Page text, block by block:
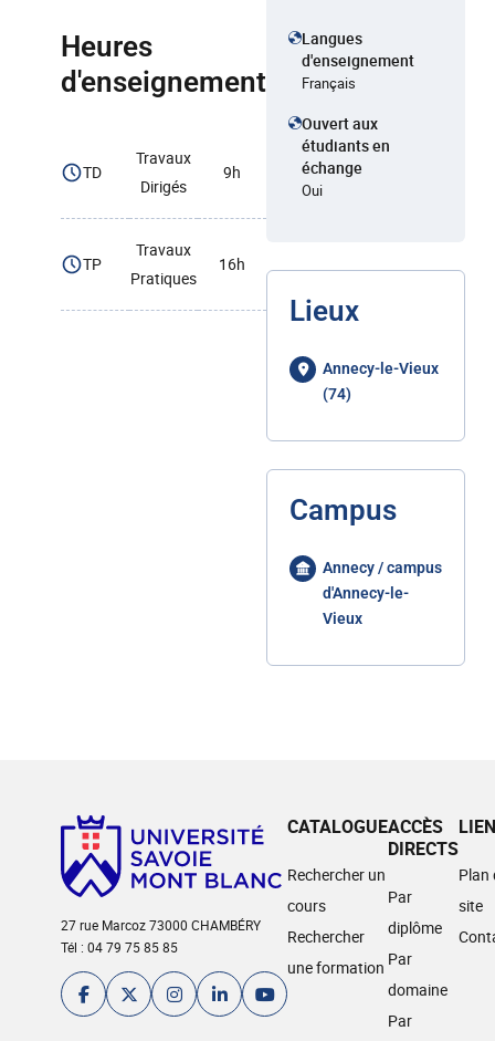
Heures
d'enseignement
TD
Travaux
Dirigés
9h
TP
Travaux
Pratiques
16h
Langues
d'enseignement
Français
Ouvert aux
étudiants en
échange
Oui
Lieux
Annecy-le-Vieux
(74)
Campus
Annecy / campus
d'Annecy-le-
Vieux
27 rue Marcoz 73000 CHAMBÉRY
Tél : 04 79 75 85 85
CATALOGUE
Rechercher un
cours
Rechercher
une formation
ACCÈS
DIRECTS
Par
diplôme
Par
domaine
Par
Plan
site